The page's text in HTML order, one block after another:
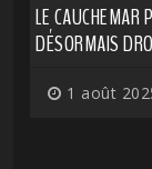
LE CAUCHEMAR
DÉSORMAIS
1 août